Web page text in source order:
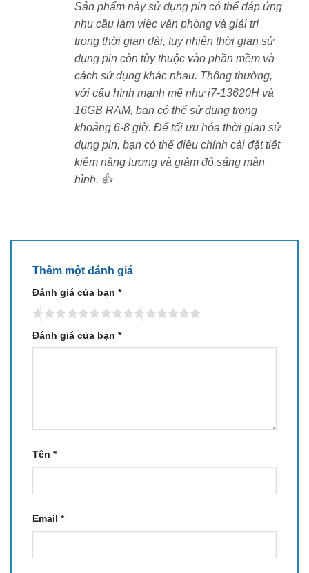
Hiện tại, Dell Inspiron 7440 Plus i7-13620H đang
được phân phối chính hãng tại XLAP.VNvới mức giá
cạnh tranh cùng nhiều chương trình khuyến mãi hấp
dẫn. Nếu bạn đang tìm kiếm một chiếc laptop hiệu suất
cao, thiết kế đẹp, màn hình sắc nét thì đây chính là lựa
chọn hoàn hảo.
Liên hệ ngay với XLAP.VN để đặt hàng và nhận
ưu đãi tốt nhất!
Sản phẩm này sử dụng pin có thể đáp ứng
nhu cầu làm việc văn phòng và giải trí
trong thời gian dài, tuy nhiên thời gian sử
dụng pin còn tùy thuộc vào phần mềm và
cách sử dụng khác nhau. Thông thường,
với cấu hình mạnh mẽ như i7-13620H và
16GB RAM, bạn có thể sử dụng trong
khoảng 6-8 giờ. Để tối ưu hóa thời gian sử
dụng pin, bạn có thể điều chỉnh cài đặt tiết
kiệm năng lượng và giảm độ sáng màn
hình. 👍
Thêm một đánh giá
Đánh giá của bạn *
Đánh giá của bạn *
Tên *
Email *